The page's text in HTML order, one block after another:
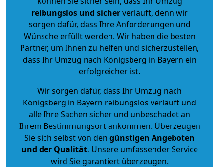
reibungslos und sicherverläuft, denn wir
sorgen dafür, dass Ihre Anforderungen und
Wünsche erfüllt werden. Wir haben die besten
Partner, um Ihnen zu helfen und sicherzustellen,
dass Ihr Umzug nach Königsberg in Bayern ein
erfolgreicher ist.
Wir sorgen dafür, dass Ihr Umzug nach
Königsberg in Bayern reibungslos verläuft und
alle Ihre Sachen sicher und unbeschadet an
Ihrem Bestimmungsort ankommen. Überzeugen
Sie sich selbst von den günstigen Angeboten
und der Qualität. Unsere umfassender Service
wird Sie garantiert überzeugen.